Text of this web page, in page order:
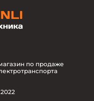
по продаже